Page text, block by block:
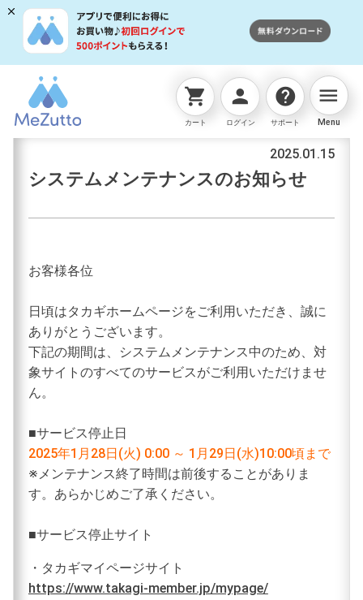
shopping_cart
カート
person
ログイン
help
サポート
menu
Menu
お知らせ
2025.01.15
システムメンテナンスのお知らせ
お客様各位
日頃はタカギホームページをご利用いただき、誠に
ありがとうございます。
下記の期間は、システムメンテナンス中のため、対
象サイトのすべてのサービスがご利用いただけませ
ん。
■サービス停止日
2025年1月28日(火) 0:00 ～ 1月29日(水)10:00頃まで
※メンテナンス終了時間は前後することがありま
す。あらかじめご了承ください。
■サービス停止サイト
・タカギマイページサイト
https://www.takagi-member.jp/mypage/